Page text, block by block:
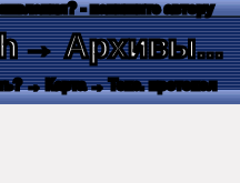
- напишите автору
→ Архивы...
→ Карта → Текс. протокол